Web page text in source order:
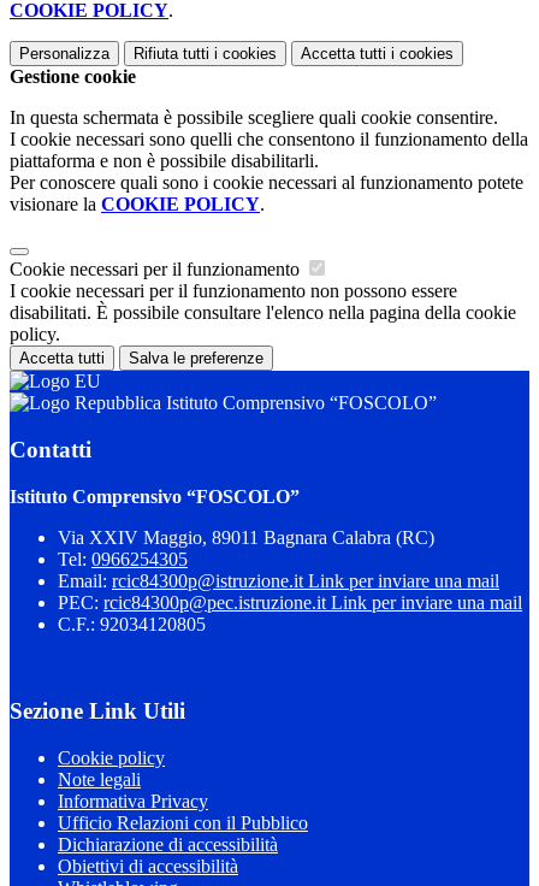
COOKIE POLICY.
Personalizza Rifiuta tutti i cookies Accetta tutti i cookies
Gestione cookie
In questa schermata è possibile scegliere quali cookie consentire.
I cookie necessari sono quelli che consentono il funzionamento della
piattaforma e non è possibile disabilitarli.
Per conoscere quali sono i cookie necessari al funzionamento potete
visionare la COOKIE POLICY.
Cookie necessari per il funzionamento
I cookie necessari per il funzionamento non possono essere
disabilitati. È possibile consultare l'elenco nella pagina della cookie
policy.
Accetta tutti Salva le preferenze
Istituto Comprensivo “FOSCOLO”
Contatti
Istituto Comprensivo “FOSCOLO”
Via XXIV Maggio, 89011 Bagnara Calabra (RC)
Tel: 0966254305
Email: rcic84300p@istruzione.it Link per inviare una mail
PEC: rcic84300p@pec.istruzione.it Link per inviare una mail
C.F.: 92034120805
Sezione Link Utili
Cookie policy
Note legali
Informativa Privacy
Ufficio Relazioni con il Pubblico
Dichiarazione di accessibilità
Obiettivi di accessibilità